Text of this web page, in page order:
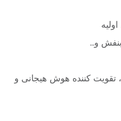
و…
کننده هوش هیجانی و